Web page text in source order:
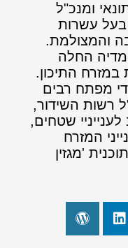
ומנכ"ל
עשרות
והמצולמת.
החלה
במזרח התיכון.
מפתח רבים
רשות השידור,
שטחים,
המזרח
'מגזין